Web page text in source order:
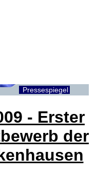
Pressespiegel
- Erster
der